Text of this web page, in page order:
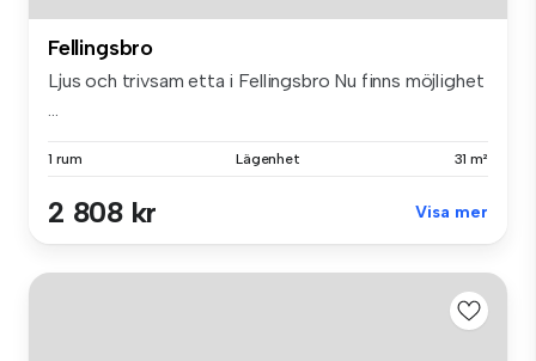
Fellingsbro
Ljus och trivsam etta i Fellingsbro Nu finns möjlighet
...
1 rum Lägenhet 31 m²
2 808 kr Visa mer